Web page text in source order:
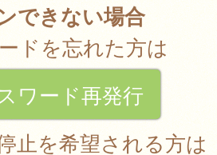
できない場合
ドを忘れた方は
ワード再発行
止を希望される方は